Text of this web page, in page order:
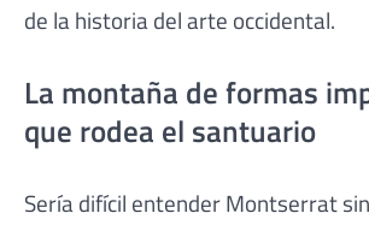
de la historia del arte occidental.
La montaña de formas
que rodea el santuario
Sería difícil entender Montserrat